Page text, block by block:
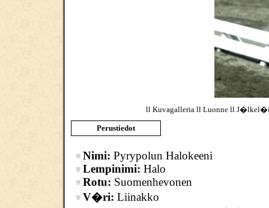
ll Kuvagalleriall Luonnell
Perustiedot
Nimi: Pyrypolun Halokeeni
Lempinimi: Halo
Rotu: Suomenhevonen
V�ri: Liinakko